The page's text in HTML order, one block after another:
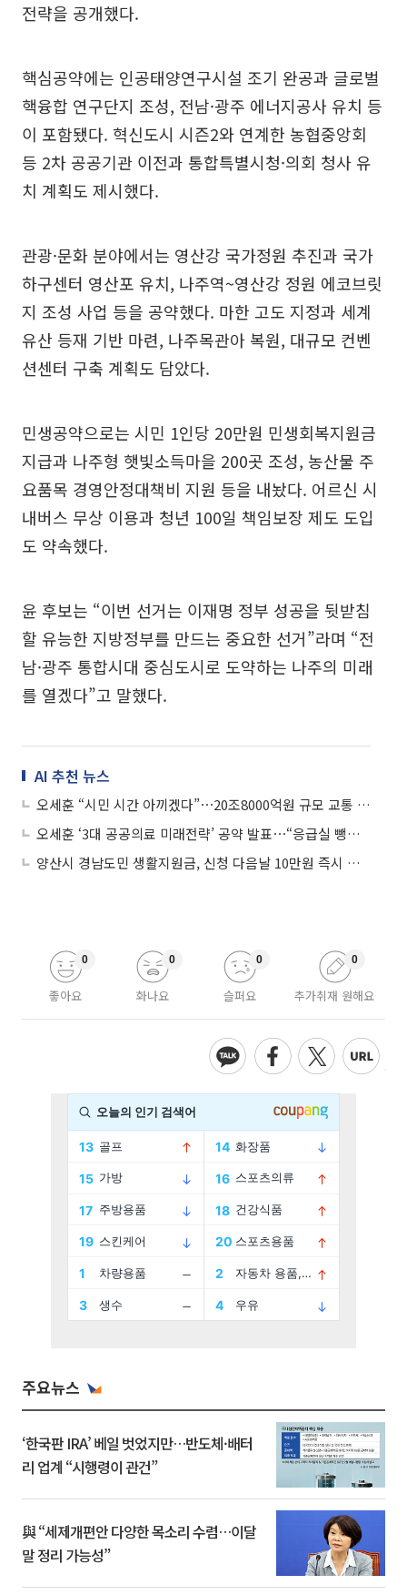
전략을 공개했다.
핵심공약에는 인공태양연구시설 조기 완공과 글로벌
핵융합 연구단지 조성, 전남·광주 에너지공사 유치 등
이 포함됐다. 혁신도시 시즌2와 연계한 농협중앙회
등 2차 공공기관 이전과 통합특별시청·의회 청사 유
치 계획도 제시했다.
관광·문화 분야에서는 영산강 국가정원 추진과 국가
하구센터 영산포 유치, 나주역~영산강 정원 에코브릿
지 조성 사업 등을 공약했다. 마한 고도 지정과 세계
유산 등재 기반 마련, 나주목관아 복원, 대규모 컨벤
션센터 구축 계획도 담았다.
민생공약으로는 시민 1인당 20만원 민생회복지원금
지급과 나주형 햇빛소득마을 200곳 조성, 농산물 주
요품목 경영안정대책비 지원 등을 내놨다. 어르신 시
내버스 무상 이용과 청년 100일 책임보장 제도 도입
도 약속했다.
윤 후보는 “이번 선거는 이재명 정부 성공을 뒷받침
할 유능한 지방정부를 만드는 중요한 선거”라며 “전
남·광주 통합시대 중심도시로 도약하는 나주의 미래
를 열겠다”고 말했다.
AI 추천 뉴스
오세훈 “시민 시간 아끼겠다”⋯20조8000억원 규모 교통 대전환 공약 발표
오세훈 ‘3대 공공의료 미래전략’ 공약 발표⋯“응급실 뺑뺑이 막는다”
양산시 경남도민 생활지원금, 신청 다음날 10만원 즉시 지급 혁신
좋아요
0
화나요
0
슬퍼요
0
추가취재 원해요
0
주요뉴스
‘한국판 IRA’ 베일 벗었지만…반도체·배터
리 업계 “시행령이 관건”
與 “세제개편안 다양한 목소리 수렴…이달
말 정리 가능성”